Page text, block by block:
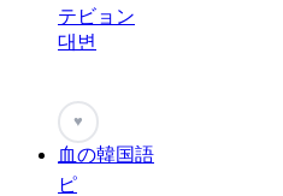
テビョン
대변
♥
血の韓国語
ピ